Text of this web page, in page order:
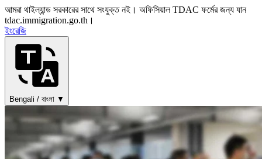
আমরা থাইল্যান্ড সরকারের সাথে সংযুক্ত নই। অফিসিয়াল TDAC ফর্মের জন্য যান
tdac.immigration.go.th।
ইংরেজি
Bengali / বাংলা ▼